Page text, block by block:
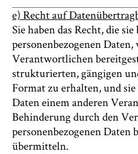
e) Recht auf
Sie haben das Recht, die
personenbezogenen Daten,
Verantwortlichen
strukturierten, gängigen
Format zu erhalten, und sie
Daten einem anderen
Behinderung durch den
personenbezogenen
übermitteln.